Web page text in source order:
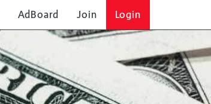
AdBoard Join Login